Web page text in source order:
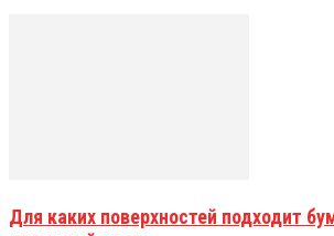
Для каких поверхностей подходит